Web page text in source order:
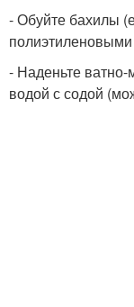
- Обуйте бахилы
- Наденьте
водой с содой